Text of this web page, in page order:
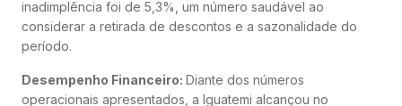
inadimplência foi de 5,3%, um número saudável ao
considerar a retirada de descontos e a sazonalidade do
período.
Desempenho Financeiro: Diante dos números
operacionais apresentados, a Iguatemi alcançou no